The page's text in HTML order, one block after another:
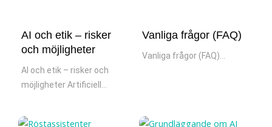
AI och etik – risker
och möjligheter
AI och etik – risker och
möjligheter Artificiell...
Vanliga frågor (FAQ)
Vanliga frågor (FAQ)...